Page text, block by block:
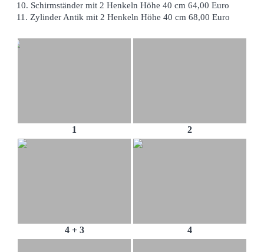
10. Schirmständer mit 2 Henkeln Höhe 40 cm 64,00 Euro
11. Zylinder Antik mit 2 Henkeln Höhe 40 cm 68,00 Euro
1 2
4 + 3 4